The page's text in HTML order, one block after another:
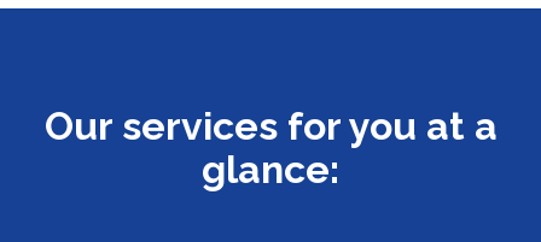
Our services for you at a
glance: